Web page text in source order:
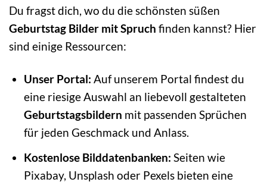
Du fragst dich, wo du die schönsten süßen
Geburtstag Bilder mit Spruch finden kannst? Hier
sind einige Ressourcen:
Unser Portal: Auf unserem Portal findest du
eine riesige Auswahl an liebevoll gestalteten
Geburtstagsbildern mit passenden Sprüchen
für jeden Geschmack und Anlass.
Kostenlose Bilddatenbanken: Seiten wie
Pixabay, Unsplash oder Pexels bieten eine